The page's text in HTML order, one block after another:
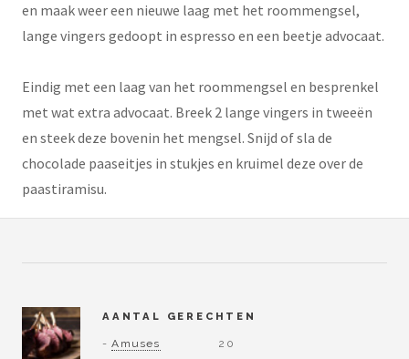
en maak weer een nieuwe laag met het roommengsel,
lange vingers gedoopt in espresso en een beetje advocaat.
Eindig met een laag van het roommengsel en besprenkel
met wat extra advocaat. Breek 2 lange vingers in tweeën
en steek deze bovenin het mengsel. Snijd of sla de
chocolade paaseitjes in stukjes en kruimel deze over de
paastiramisu.
AANTAL GERECHTEN
-Amuses
20